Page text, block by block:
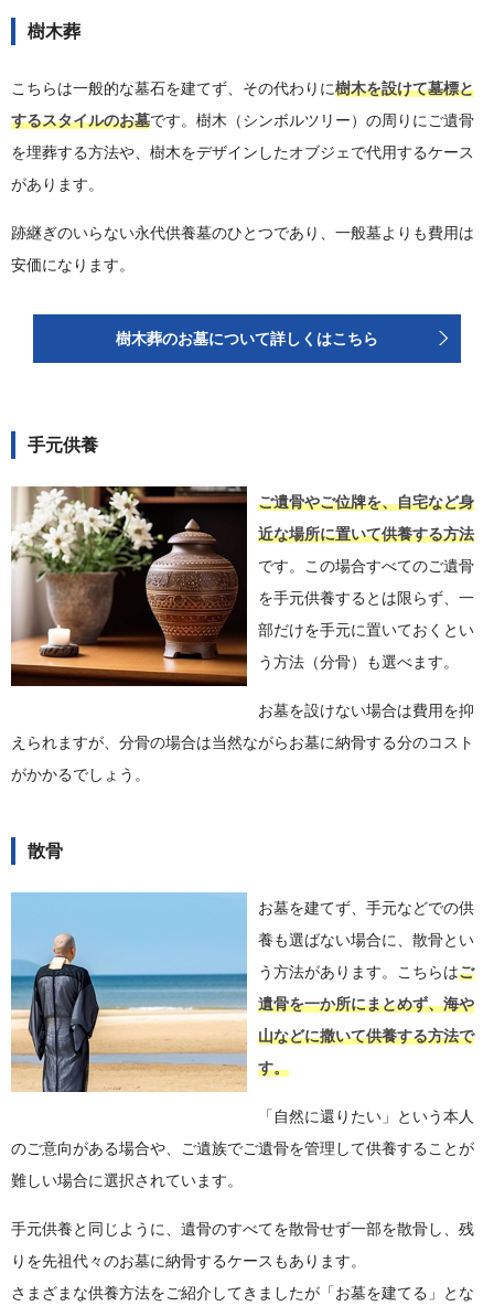
樹木葬
こちらは一般的な墓石を建てず、その代わりに樹木を設けて墓標と
するスタイルのお墓です。樹木（シンボルツリー）の周りにご遺骨
を埋葬する方法や、樹木をデザインしたオブジェで代用するケース
があります。
跡継ぎのいらない永代供養墓のひとつであり、一般墓よりも費用は
安価になります。
樹木葬のお墓について詳しくはこちら
手元供養
ご遺骨やご位牌を、自宅など身
近な場所に置いて供養する方法
です。この場合すべてのご遺骨
を手元供養するとは限らず、一
部だけを手元に置いておくとい
う方法（分骨）も選べます。
お墓を設けない場合は費用を抑
えられますが、分骨の場合は当然ながらお墓に納骨する分のコスト
がかかるでしょう。
散骨
お墓を建てず、手元などでの供
養も選ばない場合に、散骨とい
う方法があります。こちらはご
遺骨を一か所にまとめず、海や
山などに撒いて供養する方法で
す。
「自然に還りたい」という本人
のご意向がある場合や、ご遺族でご遺骨を管理して供養することが
難しい場合に選択されています。
手元供養と同じように、遺骨のすべてを散骨せず一部を散骨し、残
りを先祖代々のお墓に納骨するケースもあります。
さまざまな供養方法をご紹介してきましたが「お墓を建てる」とな